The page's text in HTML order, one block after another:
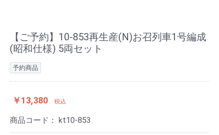
【ご予約】10-853再生産(N)お召列車1号編成
(昭和仕様) 5両セット
予約商品
￥13,380 税込
商品コード： kt10-853